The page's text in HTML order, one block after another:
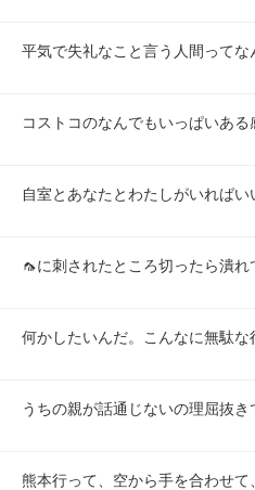
平気で失礼なこと言う人間ってな
コストコのなんでもいっぱいあ
自室とあなたとわたしがいれば
🦟に刺されたところ切ったら潰れ
何かしたいんだ。こんなに無駄
うちの親が話通じないの理屈抜
熊本行って、空から手を合わせ